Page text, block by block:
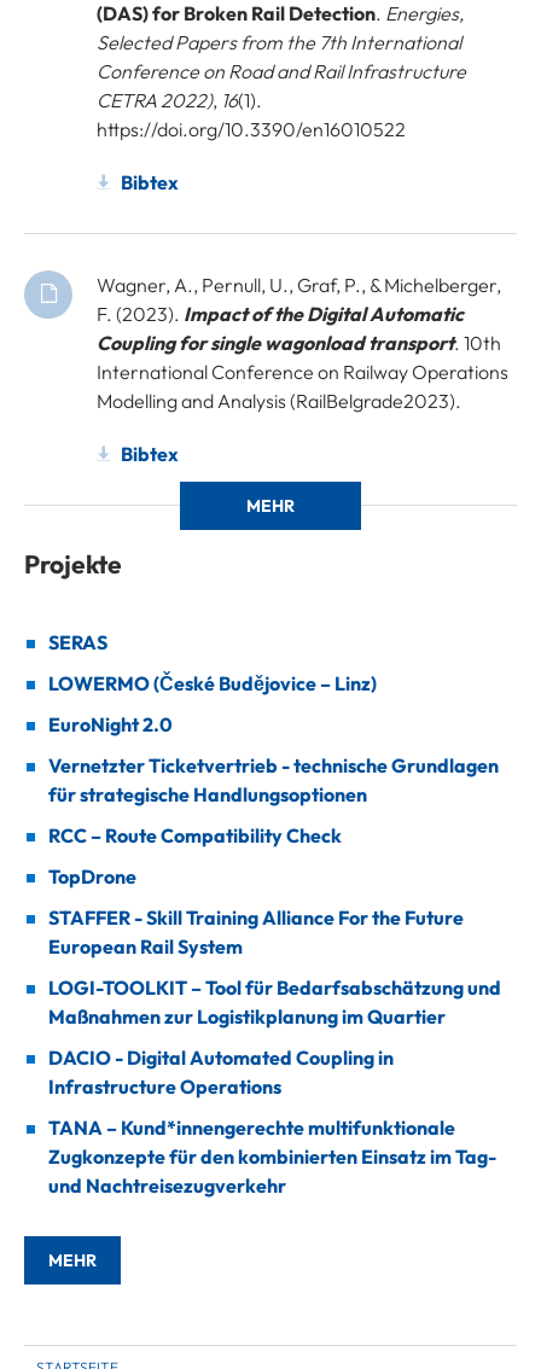
(DAS) for Broken Rail Detection. Energies,
Selected Papers from the 7th International
Conference on Road and Rail Infrastructure
CETRA 2022), 16(1).
https://doi.org/10.3390/en16010522
Bibtex
Wagner, A., Pernull, U., Graf, P., & Michelberger,
F. (2023). Impact of the Digital Automatic
Coupling for single wagonload transport. 10th
International Conference on Railway Operations
Modelling and Analysis (RailBelgrade2023).
Bibtex
MEHR
Projekte
SERAS
LOWERMO (České Budějovice – Linz)
EuroNight 2.0
Vernetzter Ticketvertrieb - technische Grundlagen
für strategische Handlungsoptionen
RCC – Route Compatibility Check
TopDrone
STAFFER - Skill Training Alliance For the Future
European Rail System
LOGI-TOOLKIT – Tool für Bedarfsabschätzung und
Maßnahmen zur Logistikplanung im Quartier
DACIO - Digital Automated Coupling in
Infrastructure Operations
TANA – Kund*innengerechte multifunktionale
Zugkonzepte für den kombinierten Einsatz im Tag-
und Nachtreisezugverkehr
MEHR